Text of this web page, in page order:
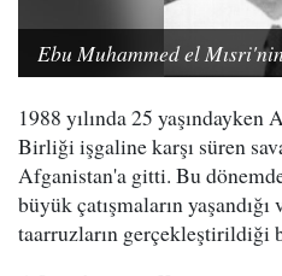
Ebu Muhammed el
1988 yılında 25
Birliği işgaline karşı süren
Afganistan'a gitti. Bu
büyük çatışmaların yaşandığı
taarruzların gerçekleştirildiği